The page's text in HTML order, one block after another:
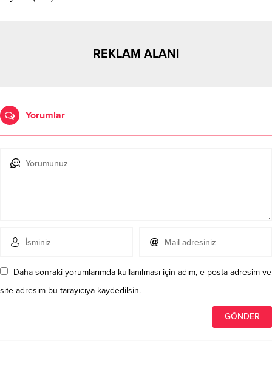
REKLAM ALANI
Yorumlar
Daha sonraki yorumlarımda kullanılması için adım, e-posta adresim ve
site adresim bu tarayıcıya kaydedilsin.